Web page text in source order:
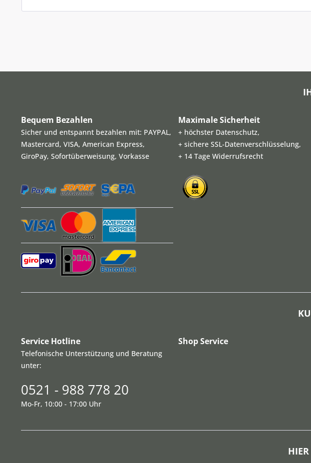
Bequem Bezahlen
Sicher und entspannt bezahlen mit: PAYPAL,
Mastercard, VISA, American Express,
GiroPay, Sofortüberweisung, Vorkasse
Maximale Sicherheit
+ höchster Datenschutz,
+ sichere SSL-Datenverschlüsselung,
+ 14 Tage Widerrufsrecht
Service Hotline
Telefonische Unterstützung und Beratung
unter:
0521 - 988 778 20
Mo-Fr, 10:00 - 17:00 Uhr
Shop Service